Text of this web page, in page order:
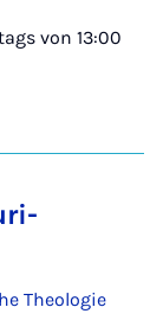
von 13:00
Theologie